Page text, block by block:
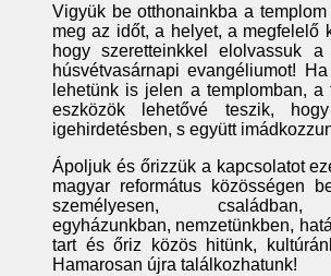
Vigyük be otthonainkba a templom
meg az időt, a helyet, a megfelelő
hogy szeretteinkkel elolvassuk
húsvétvasárnapi evangéliumot!
lehetünk is jelen a templomban, a
eszközök lehetővé teszik,
igehirdetésben, s együtt
Ápoljuk és őrizzük a kapcsolatot
magyar református közösségen
személyesen, családban,
egyházunkban, nemzetünkben,
tart és őriz közös hitünk,
Hamarosan újra találkozhatunk!